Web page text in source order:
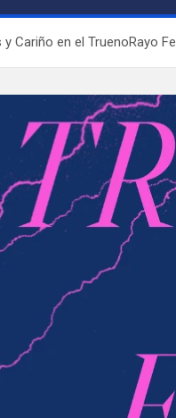
Cariño en el TruenoRayo